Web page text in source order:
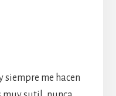
siempre me hacen